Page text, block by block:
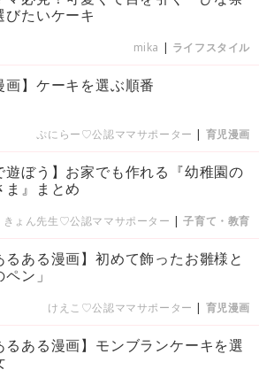
びたいケーキ
mika | ライフスタイル
画】ケーキを選ぶ順番
ぷにらー♡公認ママサポーター | 育児漫画
遊ぼう】お家でも作れる『幼稚園の
ま』まとめ
きょん先生♡公認ママサポーター |子育て・教育
るある漫画】初めて飾ったお雛様と
ペン」
けえこ♡公認ママサポーター | 育児漫画
るある漫画】モンブランケーキを選